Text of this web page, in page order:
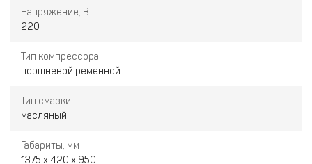
Напряжение, В
220
Тип компрессора
поршневой ременной
Тип смазки
масляный
Габариты, мм
1375 x 420 x 950